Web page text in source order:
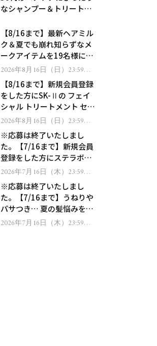
なシャンプー＆トリートメ
処！
【8/16まで】最新ヘアミル
ク＆夏でも崩れ知らずなメ
ークアイテムを19名様にプ
レゼント！
2026年8月16日（日）23:59ま
で【8/16まで】新規会員登録
をした方にSK-Ⅱの フェイ
シャル トリートメント セラ
ムをプレゼント！
2026年8月16日（日）23:59ま
※応募は終了いたしまし
た。【7/16まで】新規会員
登録をした方にステラボー
テのシャインリバース ヘア
ゼント！
2026年7月16日（木）23:59ま
※応募は終了いたしまし
た。【7/16まで】うねりや
パサつき… 夏の髪悩みを解
消するヘアケアアイテムを
2026年7月16日（木）23:59ま